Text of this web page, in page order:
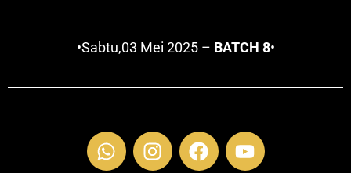
•Sabtu,03 Mei 2025 – BATCH 8•
W
h
I
n
F
a
Y
o